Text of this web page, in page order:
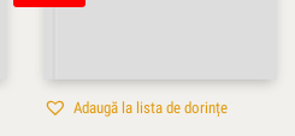
Adaugă la lista de dorințe